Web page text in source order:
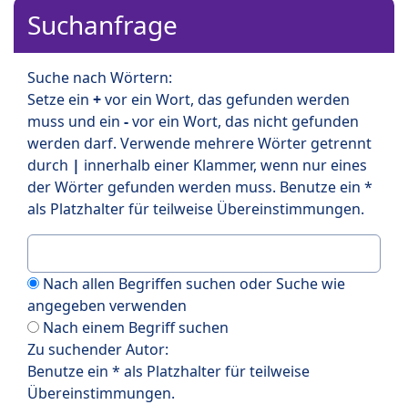
Suchanfrage
Suche nach Wörtern:
Setze ein +vor ein Wort, das gefunden werden
muss und ein -vor ein Wort, das nicht gefunden
werden darf. Verwende mehrere Wörter getrennt
durch | innerhalb einer Klammer, wenn nur eines
der Wörter gefunden werden muss. Benutze ein *
als Platzhalter für teilweise Übereinstimmungen.
Nach allen Begriffen suchen oder Suche wie
angegeben verwenden
Nach einem Begriff suchen
Zu suchender Autor:
Benutze ein * als Platzhalter für teilweise
Übereinstimmungen.